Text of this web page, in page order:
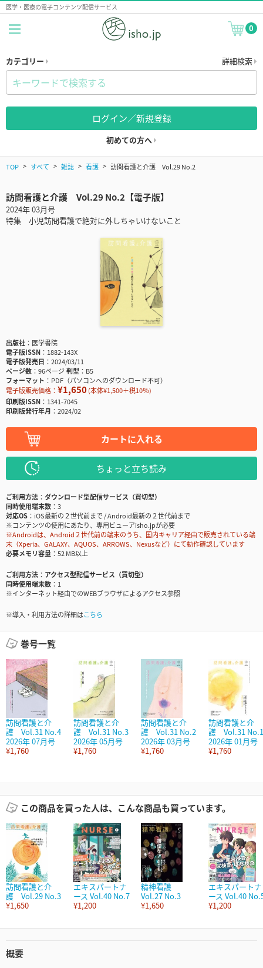
医学・医療の電子コンテンツ配信サービス
0
カテゴリー 詳細検索
ログイン／新規登録
初めての方へ
TOP すべて 雑誌 看護 訪問看護と介護 Vol.29 No.2
訪問看護と介護 Vol.29 No.2【電子版】
2024年 03月号
特集 小児訪問看護で絶対に外しちゃいけないこと
出版社
医学書院
電子版ISSN
1882-143X
電子版発売日
2024/03/11
ページ数
96ページ判型
B5
フォーマット
PDF（パソコンへのダウンロード不可）
電子版販売価格： ¥1,650(本体¥1,500＋税10％)
印刷版ISSN
1341-7045
印刷版発行年月
2024/02
カートに入れる
ちょっと立ち読み
ご利用方法
ダウンロード型配信サービス（買切型）
同時使用端末数
3
対応OS
iOS最新の２世代前まで / Android最新の２世代前まで
※コンテンツの使用にあたり、専用ビューアisho.jpが必要
※Androidは、Android２世代前の端末のうち、国内キャリア経由で販売されている端
末（Xperia、GALAXY、AQUOS、ARROWS、Nexusなど）にて動作確認しています
必要メモリ容量
52 MB以上
ご利用方法
アクセス型配信サービス（買切型）
同時使用端末数
1
※インターネット経由でのWEBブラウザによるアクセス参照
※導入・利用方法の詳細はこちら
巻号一覧
訪問看護と介
護 Vol.31 No.4
2026年 07月号
¥1,760
訪問看護と介
護 Vol.31 No.3
2026年 05月号
¥1,760
訪問看護と介
護 Vol.31 No.2
2026年 03月号
¥1,760
訪問看護と介
護 Vol.31 No.1
2026年 01月号
¥1,760
この商品を買った人は、こんな商品も買っています。
訪問看護と介
護 Vol.29 No.3
¥1,650
エキスパートナ
ース Vol.40 No.7
¥1,200
精神看護
Vol.27 No.3
¥1,650
エキスパートナ
ース Vol.40
¥1,200
概要